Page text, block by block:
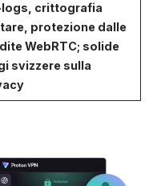
logs, crittografia
protezione dalle
WebRTC; solide
svizzere sulla